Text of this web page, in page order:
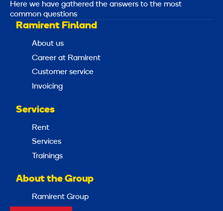
Here we have gathered the answers to the most
common questions
Ramirent Finland
About us
Career at Ramirent
Customer service
Invoicing
Services
Rent
Services
Trainings
About the Group
Ramirent Group